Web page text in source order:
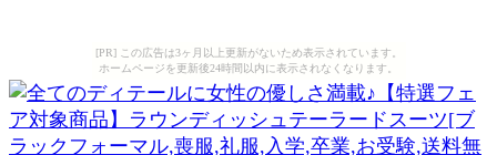
[PR] この広告は3ヶ月以上更新がないため表示されています。
ホームページを更新後24時間以内に表示されなくなります。